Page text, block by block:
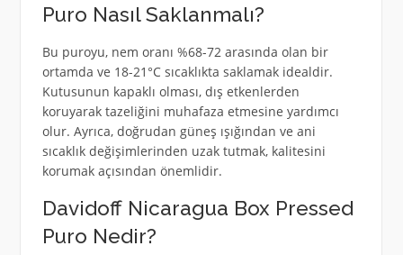
Puro Nasıl Saklanmalı?
Bu puroyu, nem oranı %68-72 arasında olan bir
ortamda ve 18-21°C sıcaklıkta saklamak idealdir.
Kutusunun kapaklı olması, dış etkenlerden
koruyarak tazeliğini muhafaza etmesine yardımcı
olur. Ayrıca, doğrudan güneş ışığından ve ani
sıcaklık değişimlerinden uzak tutmak, kalitesini
korumak açısından önemlidir.
Davidoff Nicaragua Box Pressed
Puro Nedir?